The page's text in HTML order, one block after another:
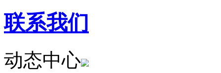
联系我们
动态中心